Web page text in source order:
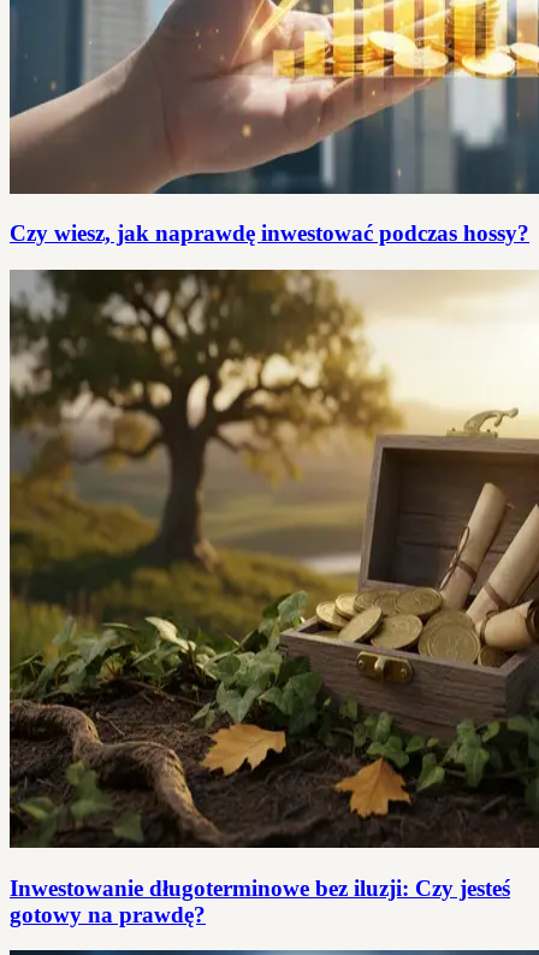
Czy wiesz, jak naprawdę inwestować podczas hossy?
Inwestowanie długoterminowe bez iluzji: Czy jesteś
gotowy na prawdę?